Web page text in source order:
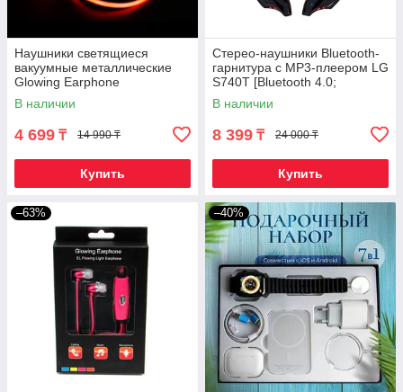
Наушники светящиеся
вакуумные металлические
Glowing Earphone
(Оранжевый)
В наличии
4 699 ₸ 14 990 ₸
Купить
Стерео-наушники Bluetooth-
гарнитура с MP3-плеером LG
S740T [Bluetooth 4.0;
MP3/WMA; MicroSD]
В наличии
8 399 ₸ 24 000 ₸
Купить
–63% –40%